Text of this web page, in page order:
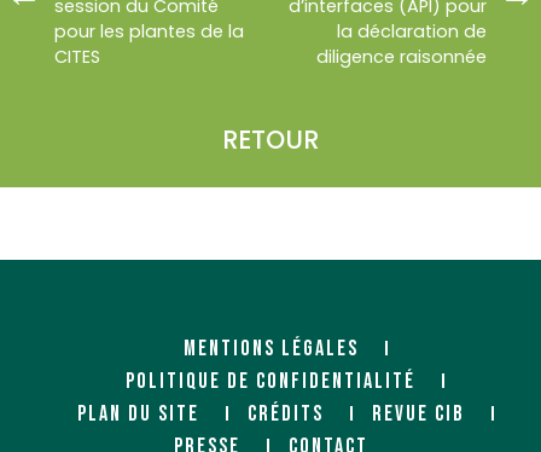
session du Comité
pour les plantes de la
CITES
RETOUR
d’interfaces (API) pour
la déclaration de
diligence raisonnée
MENTIONS LÉGALES
POLITIQUE DE CONFIDENTIALITÉ
PLAN DU SITE
CRÉDITS
REVUE CIB
PRESSE
CONTACT